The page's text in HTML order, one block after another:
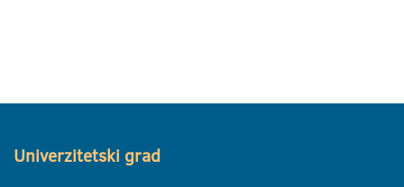
Univerzitetski grad